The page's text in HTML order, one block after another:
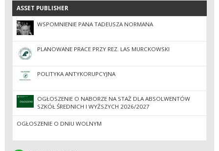
ASSET PUBLISHER
ASSET PUBLISHER
WSPOMNIENIE PANA TADEUSZA NORMANA
PLANOWANE PRACE PRZY REZ. LAS MURCKOWSKI
POLITYKA ANTYKORUPCYJNA
OGŁOSZENIE O NABORZE NA STAŻ DLA ABSOLWENTÓW
SZKÓŁ ŚREDNICH I WYŻSZYCH 2026/2027
OGŁOSZENIE O DNIU WOLNYM